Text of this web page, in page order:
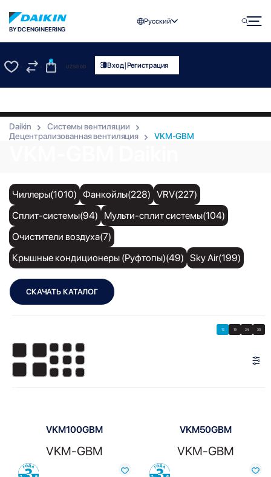
BY DC ENGINEERING
Русский
0
UZS0.00 Вход|Регистрация
Daikin
Системы вентиляции
Децентрализованная вентиляция
VKM-GBM
Чиллеры(1010) Фанкойлы(228) VRV(227)
Сплит-системы(94)
Мульти-сплит системы(104)
Очистители воздуха(7)
Крышные кондиционеры (Руфтопы)(49) Sky Air(199)
СКАЧАТЬ КАТАЛОГ
12 18 24 30
Показать:
VKM100GBM
VKM-GBM
VKM50GBM
VKM-GBM